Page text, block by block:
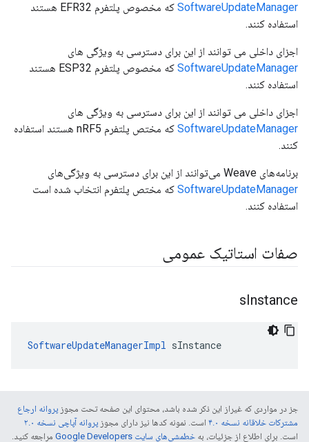
SoftwareUpdateManager
که مخصوص پلتفرم EFR32 هستند
استفاده کنند.
اجزای داخلی می توانند از این برای دسترسی به ویژگی های
SoftwareUpdateManager
که مخصوص پلتفرم ESP32 هستند
استفاده کنند.
اجزای داخلی می توانند از این برای دسترسی به ویژگی های
SoftwareUpdateManager
که مختص پلتفرم nRF5 هستند استفاده
کنند.
برنامه‌های Weave می‌توانند از این برای دسترسی به ویژگی‌های
SoftwareUpdateManager که مختص پلتفرم انتخاب شده است
استفاده کنند.
صفات استاتیک عمومی
sInstance
SoftwareUpdateManagerImpl sInstance
جز در مواردی که غیراز این ذکر شده باشد، محتوای این صفحه تحت مجوز پروانه ارجاع
مشترکات خلاقانه نسخه ۴.۰
است. نمونه کدها نیز دارای مجوز پروانه آپاچی نسخه ۲.۰
است. برای اطلاع از جزئیات، به خطمشی‌های سایت Google Developers‏
مراجعه کنید.